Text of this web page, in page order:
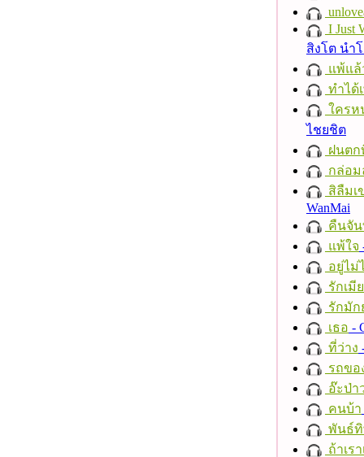
I Just
สิงโต นำ
แพ้แล้
ทำได้
ใครห
ไชยชิต
ฝนตก
กล่อม
สิลืมเ
WanMai
คืนจั
แพ้ใจ
อยู่ไม่
รักเมี
รักมัก
เธอ -
ที่ว่าง
รถขอ
อ๊ะป่า
คนบ้า
พันธ์
ถ้าเร